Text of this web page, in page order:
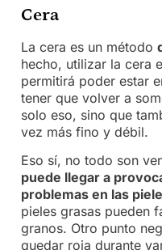
Cera
La cera es un método
hecho, utilizar la cera
permitirá poder estar
tener que volver a
solo eso, sino que
vez más fino y débil.
Eso sí, no todo son
puede llegar a
problemas en las
pieles grasas pueden
granos. Otro punto
quedar roja durante